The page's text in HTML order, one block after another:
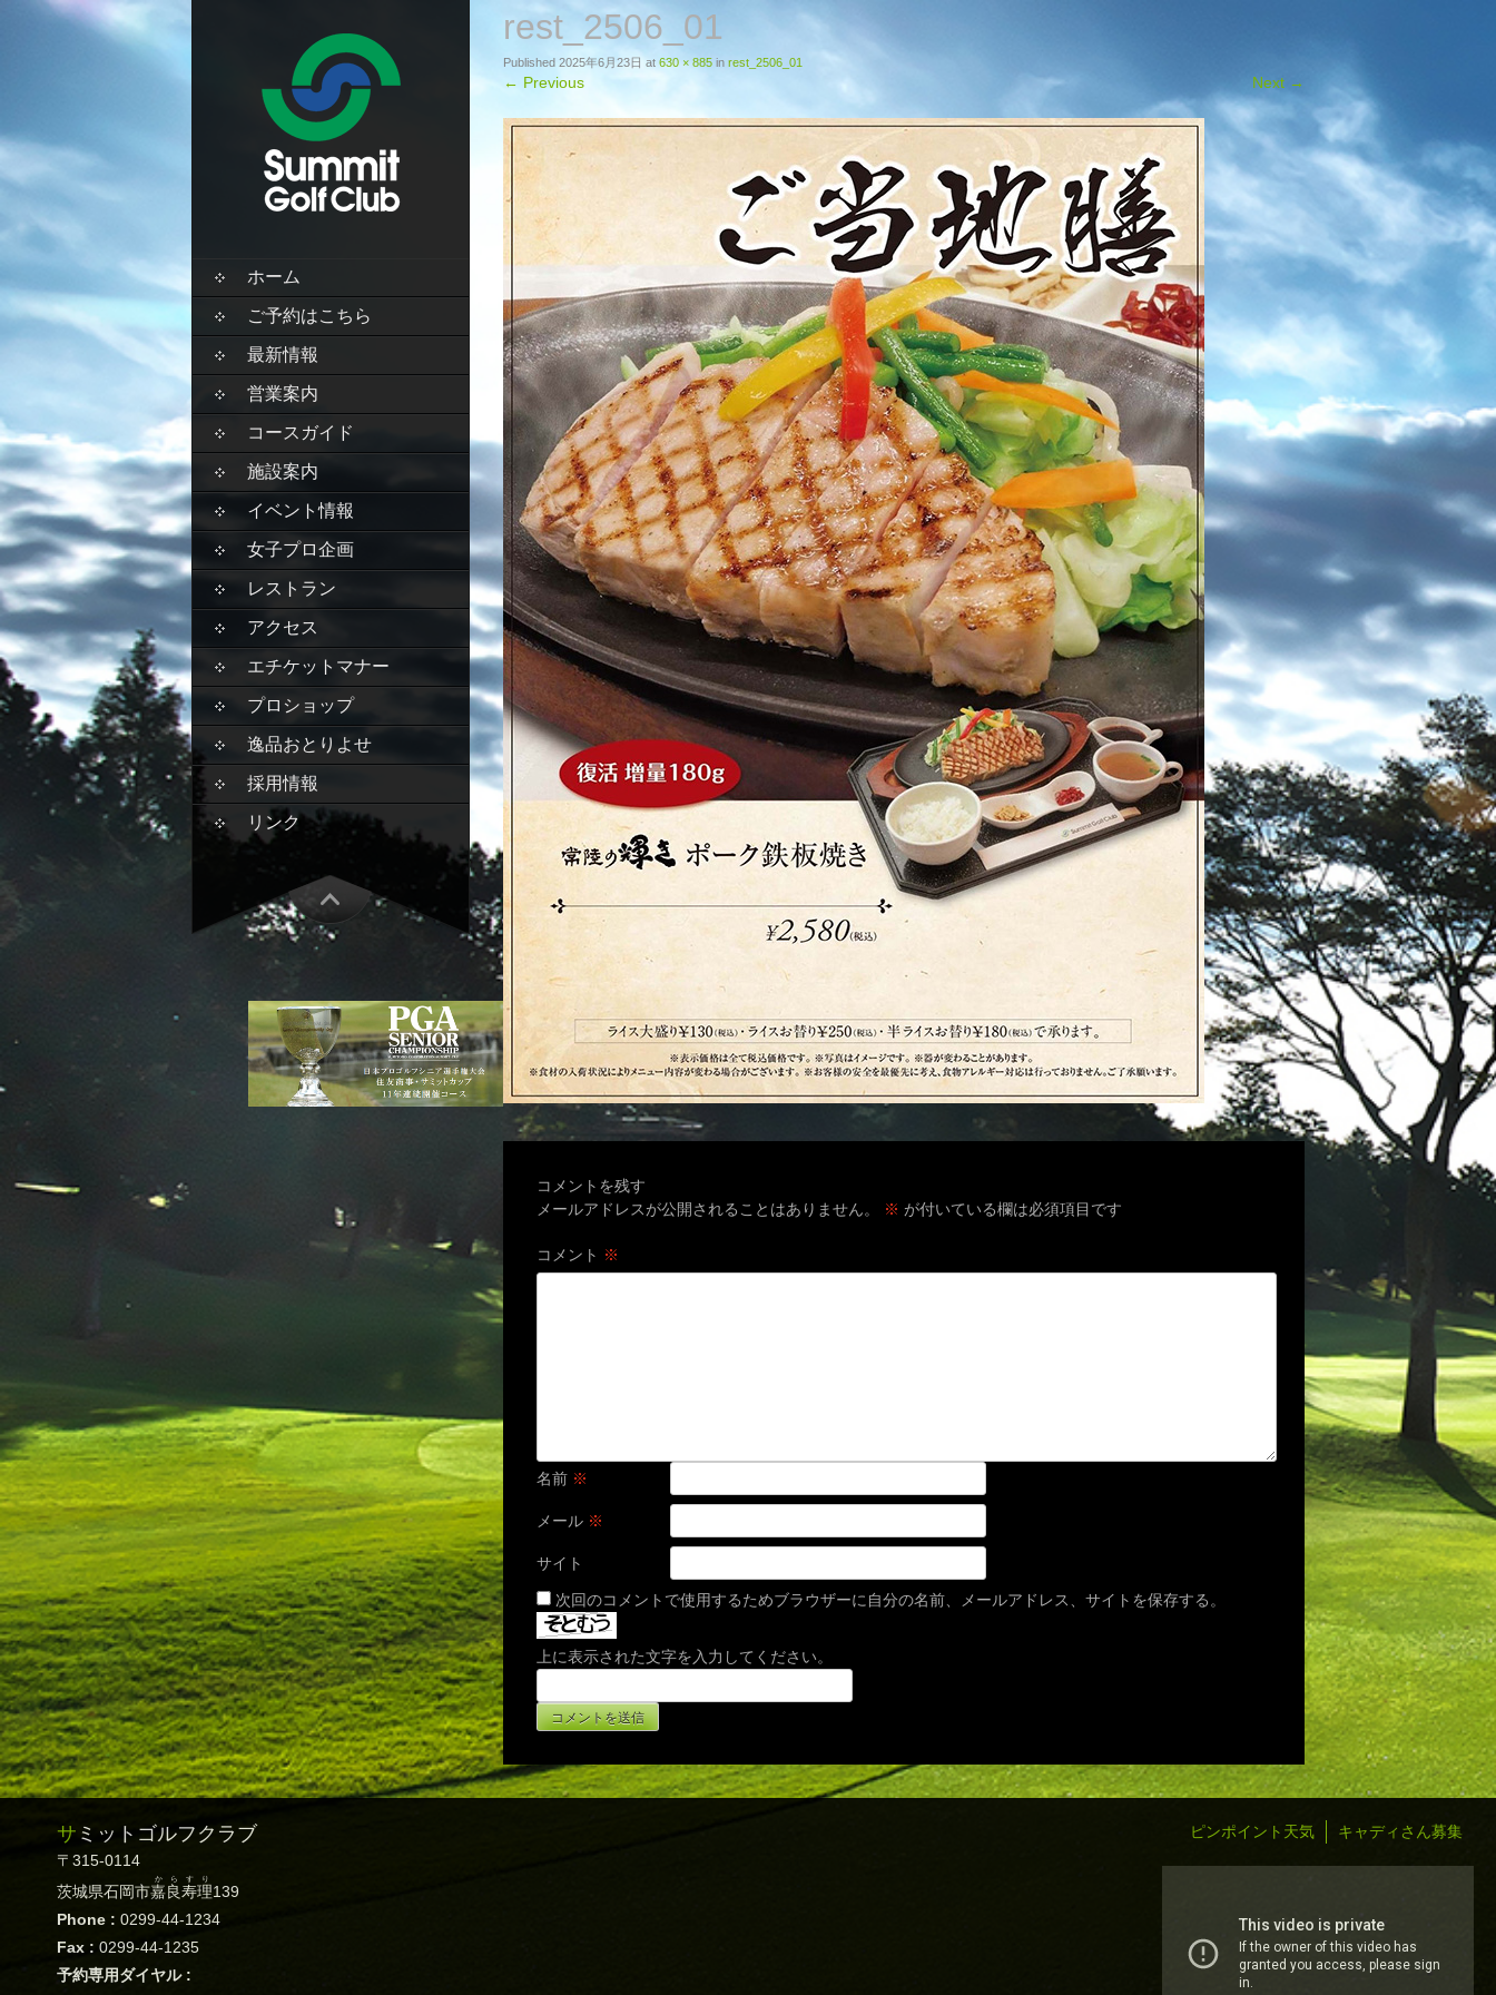
CONTENT
ホーム
ご予約はこちら
最新情報
営業案内
コースガイド
施設案内
イベント情報
女子プロ企画
レストラン
アクセス
エチケットマナー
プロショップ
逸品おとりよせ
採用情報
リンク
rest_2506_01
Published 2025年6月23日 at 630 × 885 in rest_2506_01
← Previous Next →
コメントを残す
メールアドレスが公開されることはありません。
※ が付いている欄は必須項目です
コメント ※
名前 ※
メール ※
サイト
次回のコメントで使用するためブラウザーに自分の名前、メールアドレス、サイトを保存する。
上に表示された文字を入力してください。
サミットゴルフクラブ
〒315-0114
茨城県石岡市嘉良寿理
からすり
139
Phone : 0299-44-1234
Fax : 0299-44-1235
予約専用ダイヤル :
ピンポイント天気 キャディさん募集